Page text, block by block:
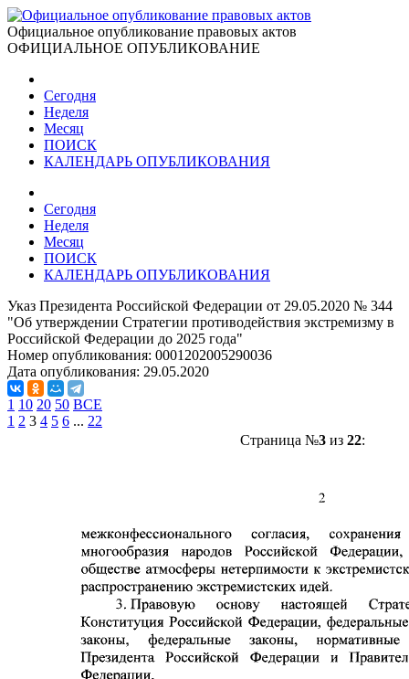
Официальное опубликование правовых актов
ОФИЦИАЛЬНОЕ ОПУБЛИКОВАНИЕ
Сегодня
Неделя
Месяц
ПОИСК
КАЛЕНДАРЬ ОПУБЛИКОВАНИЯ
Сегодня
Неделя
Месяц
ПОИСК
КАЛЕНДАРЬ ОПУБЛИКОВАНИЯ
Указ Президента Российской Федерации от 29.05.2020 № 344
"Об утверждении Стратегии противодействия экстремизму в
Российской Федерации до 2025 года"
Номер опубликования: 0001202005290036
Дата опубликования: 29.05.2020
1 10 20 50 ВСЕ
1 2 3 4 5 6 ... 22
Страница №3из 22: